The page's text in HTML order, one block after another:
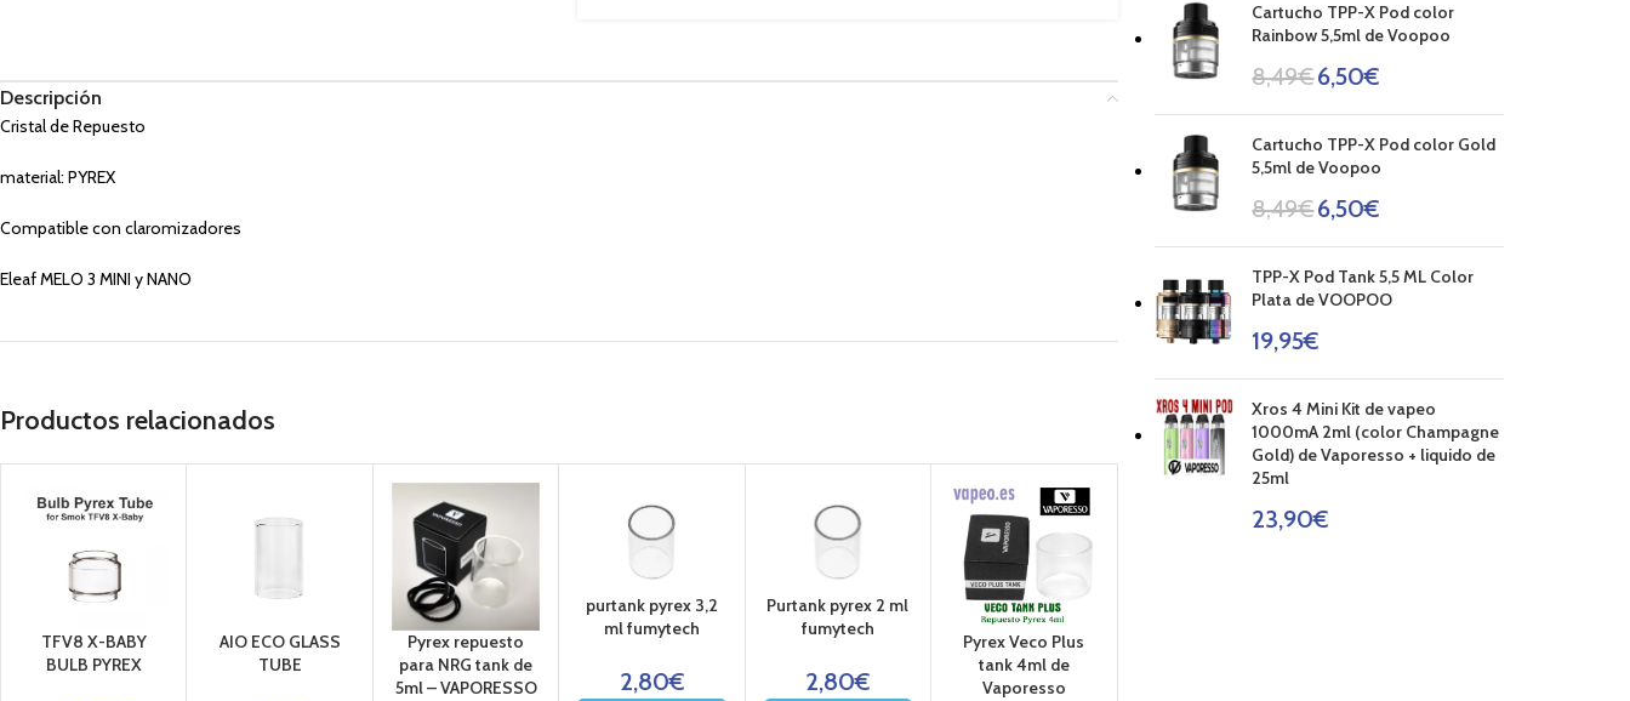
Descripción
Cristal de Repuesto
material: PYREX
Compatible con claromizadores
Eleaf MELO 3 MINI y NANO
Productos relacionados
TFV8 X-BABY
BULB PYREX
AIO ECO GLASS
TUBE
Pyrex repuesto
para NRG tank de
5ml – VAPORESSO
purtank pyrex 3,2
ml fumytech
2,80€
Purtank pyrex 2 ml
fumytech
2,80€
Pyrex Veco Plus
tank 4ml de
Vaporesso
Cartucho TPP-X Pod color
Rainbow 5,5ml de Voopoo
8,49€6,50€
Cartucho TPP-X Pod color Gold
5,5ml de Voopoo
8,49€6,50€
TPP-X Pod Tank 5,5 ML Color
Plata de VOOPOO
19,95€
Xros 4 Mini Kit de vapeo
1000mA 2ml (color Champagne
Gold) de Vaporesso + liquido de
25ml
23,90€